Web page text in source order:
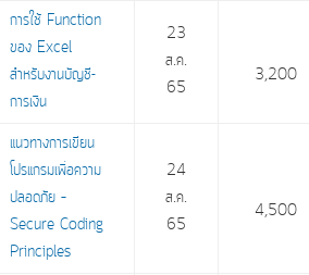
การใช้ Function
ของ Excel
สำหรับงานบัญชี-
การเงิน
23
ส.ค.
65
3,200
แนวทางการเขียน
โปรแกรมเพื่อความ
ปลอดภัย –
Secure Coding
Principles
24
ส.ค.
65
4,500